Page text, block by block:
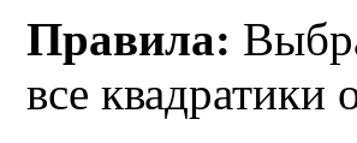
Правила:
все квадратики